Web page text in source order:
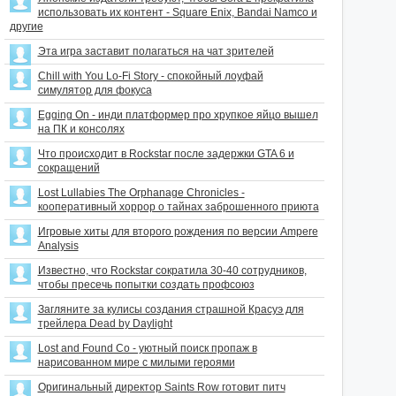
использовать их контент - Square Enix, Bandai Namco и
другие
Эта игра заставит полагаться на чат зрителей
Chill with You Lo-Fi Story - спокойный лоуфай
симулятор для фокуса
Egging On - инди платформер про хрупкое яйцо вышел
на ПК и консолях
Что происходит в Rockstar после задержки GTA 6 и
сокращений
Lost Lullabies The Orphanage Chronicles -
кооперативный хоррор о тайнах заброшенного приюта
Игровые хиты для второго рождения по версии Ampere
Analysis
Известно, что Rockstar сократила 30-40 сотрудников,
чтобы пресечь попытки создать профсоюз
Загляните за кулисы создания страшной Красуэ для
трейлера Dead by Daylight
Lost and Found Co - уютный поиск пропаж в
нарисованном мире с милыми героями
Оригинальный директор Saints Row готовит питч